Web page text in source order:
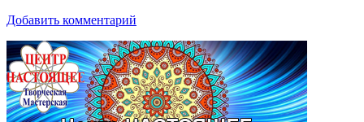
Добавить комментарий